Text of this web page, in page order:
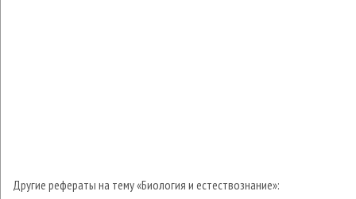
Другие рефераты на тему «Биология и естествознание»: